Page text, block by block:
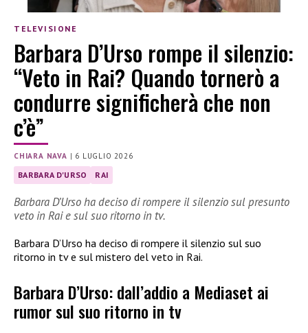
TELEVISIONE
Barbara D’Urso rompe il silenzio:
“Veto in Rai? Quando tornerò a
condurre significherà che non
c’è”
CHIARA NAVA | 6 LUGLIO 2026
BARBARA D'URSO RAI
Barbara D’Urso ha deciso di rompere il silenzio sul presunto
veto in Rai e sul suo ritorno in tv.
Barbara D’Urso ha deciso di rompere il silenzio sul suo
ritorno in tv e sul mistero del veto in Rai.
Barbara D’Urso: dall’addio a Mediaset ai
rumor sul suo ritorno in tv